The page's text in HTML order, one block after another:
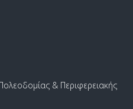
& Περιφερειακής